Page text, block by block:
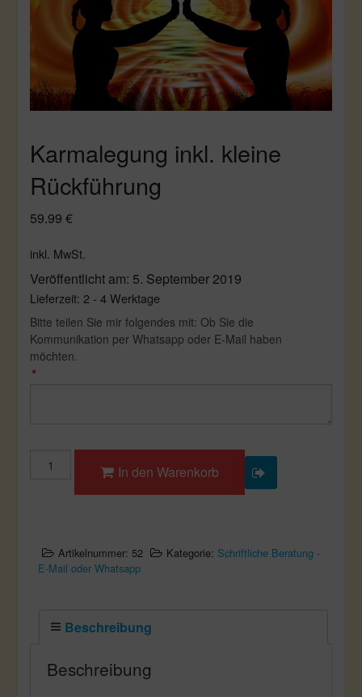
Karmalegung inkl. kleine
Rückführung
59.99€
inkl. MwSt.
Veröffentlicht am: 5. September 2019
Lieferzeit:2 - 4 Werktage
Bitte teilen Sie mir folgendes mit: Ob Sie die
Kommunikation per Whatsapp oder E-Mail haben
möchten.
*
In den Warenkorb
Artikelnummer: 52 Kategorie: Schriftliche Beratung -
E-Mail oder Whatsapp
Beschreibung
Beschreibung